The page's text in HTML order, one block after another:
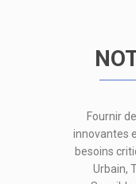
Fournir
innovantes
besoins
Urbain,